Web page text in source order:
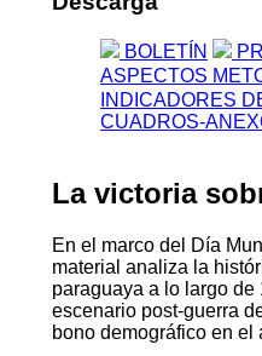
BOLETÍN
ASPECTOS
INDICADORES
CUADROS-
La victoria
En el marco del Día
material analiza la
paraguaya a lo largo de
escenario post-guerra
bono demográfico en el